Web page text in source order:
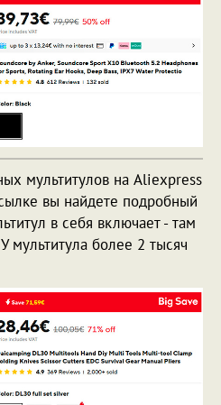
мультитулов на Aliexpress
вы найдете подробный
в себя включает - там
мультитула более 2 тысяч